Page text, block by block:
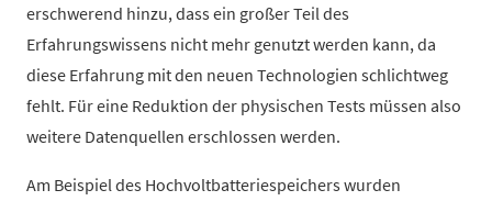
erschwerend hinzu, dass ein großer Teil des
Erfahrungswissens nicht mehr genutzt werden kann, da
diese Erfahrung mit den neuen Technologien schlichtweg
fehlt. Für eine Reduktion der physischen Tests müssen also
weitere Datenquellen erschlossen werden.
Am Beispiel des Hochvoltbatteriespeichers wurden